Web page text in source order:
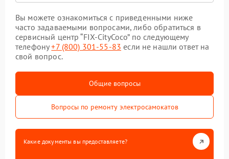
Вы можете ознакомиться с приведенными ниже
часто задаваемыми вопросами, либо обратиться в
сервисный центр “FIX-CityCoco” по следующему
телефону+7 (800) 301-55-83 если не нашли ответ на
свой вопрос.
Общие вопросы
Вопросы по ремонту электросамокатов
Какие документы вы предоставляете?